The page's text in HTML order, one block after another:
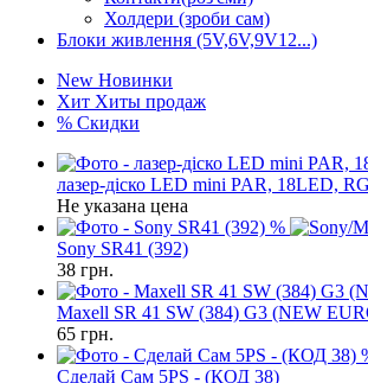
Холдери (зроби сам)
Блоки живлення (5V,6V,9V12...)
New Новинки
Хит Хиты продаж
% Скидки
лазер-діско LED mini PAR, 18LED,
Не указана цена
%
Sony SR41 (392)
38 грн.
Maxell SR 41 SW (384) G3 (NEW
65 грн.
Сделай Сам 5PS - (КОД 38)